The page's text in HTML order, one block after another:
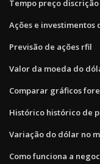
Tempo preço
Ações e
Previsão de ações rfil
Valor da moeda do
Comparar gráficos
Histórico histórico de
Variação do dólar no
Como funciona a